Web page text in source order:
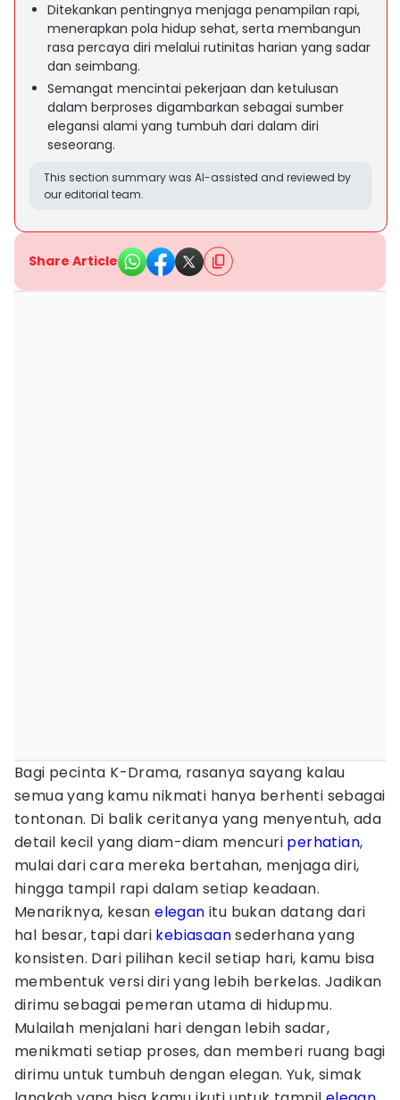
Ditekankan pentingnya menjaga penampilan rapi,
menerapkan pola hidup sehat, serta membangun
rasa percaya diri melalui rutinitas harian yang sadar
dan seimbang.
Semangat mencintai pekerjaan dan ketulusan
dalam berproses digambarkan sebagai sumber
elegansi alami yang tumbuh dari dalam diri
seseorang.
This section summary was AI-assisted and reviewed by
our editorial team.
Share Article
Bagi pecinta K-Drama, rasanya sayang kalau
semua yang kamu nikmati hanya berhenti sebagai
tontonan. Di balik ceritanya yang menyentuh, ada
detail kecil yang diam-diam mencuri perhatian,
mulai dari cara mereka bertahan, menjaga diri,
hingga tampil rapi dalam setiap keadaan.
Menariknya, kesanelegan itu bukan datang dari
hal besar, tapi dari kebiasaansederhana yang
konsisten. Dari pilihan kecil setiap hari, kamu bisa
membentuk versi diri yang lebih berkelas. Jadikan
dirimu sebagai pemeran utama di hidupmu.
Mulailah menjalani hari dengan lebih sadar,
menikmati setiap proses, dan memberi ruang bagi
dirimu untuk tumbuh dengan elegan. Yuk, simak